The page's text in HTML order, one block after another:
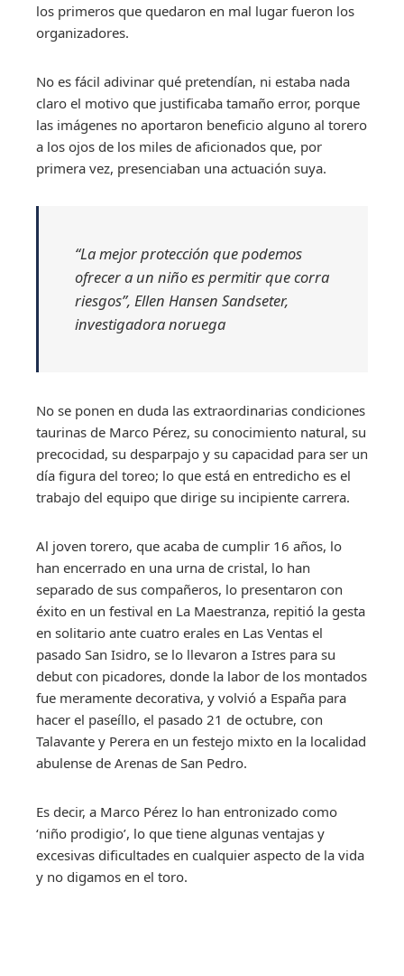
los primeros que quedaron en mal lugar fueron los
organizadores.
No es fácil adivinar qué pretendían, ni estaba nada
claro el motivo que justificaba tamaño error, porque
las imágenes no aportaron beneficio alguno al torero
a los ojos de los miles de aficionados que, por
primera vez, presenciaban una actuación suya.
“La mejor protección que podemos
ofrecer a un niño es permitir que corra
riesgos”, Ellen Hansen Sandseter,
investigadora noruega
No se ponen en duda las extraordinarias condiciones
taurinas de Marco Pérez, su conocimiento natural, su
precocidad, su desparpajo y su capacidad para ser un
día figura del toreo; lo que está en entredicho es el
trabajo del equipo que dirige su incipiente carrera.
Al joven torero, que acaba de cumplir 16 años, lo
han encerrado en una urna de cristal, lo han
separado de sus compañeros, lo presentaron con
éxito en un festival en La Maestranza, repitió la gesta
en solitario ante cuatro erales en Las Ventas el
pasado San Isidro, se lo llevaron a Istres para su
debut con picadores, donde la labor de los montados
fue meramente decorativa, y volvió a España para
hacer el paseíllo, el pasado 21 de octubre, con
Talavante y Perera en un festejo mixto en la localidad
abulense de Arenas de San Pedro.
Es decir, a Marco Pérez lo han entronizado como
‘niño prodigio’, lo que tiene algunas ventajas y
excesivas dificultades en cualquier aspecto de la vida
y no digamos en el toro.